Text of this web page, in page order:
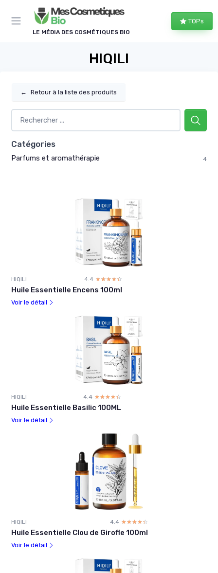
LE MÉDIA DES COSMÉTIQUES BIO
TOPs
HIQILI
← Retour à la liste des produits
Catégories
Parfums et aromathérapie 4
HIQILI 4.4 ☆☆☆☆☆
★★★★★
Huile Essentielle Encens 100ml
Voir le détail
HIQILI 4.4 ☆☆☆☆☆
★★★★★
Huile Essentielle Basilic 100ML
Voir le détail
HIQILI 4.4 ☆☆☆☆☆
★★★★★
Huile Essentielle Clou de Girofle 100ml
Voir le détail
Panneau de gestion des cookies